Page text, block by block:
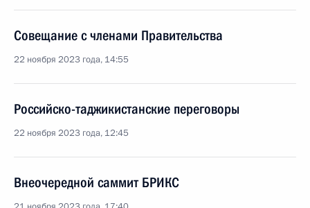
Совещание с членами Правительства
22 ноября 2023 года, 14:55
Российско-таджикистанские переговоры
22 ноября 2023 года, 12:45
Внеочередной саммит БРИКС